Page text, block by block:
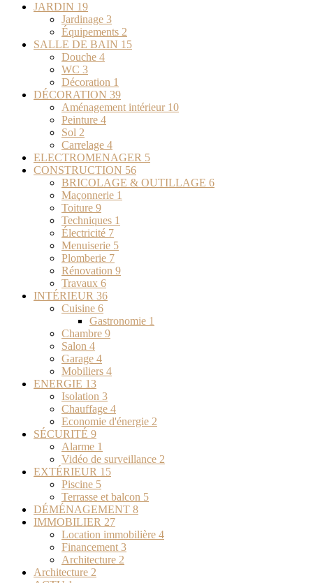
JARDIN 19
Jardinage 3
Équipements 2
SALLE DE BAIN 15
Douche 4
WC 3
Décoration 1
DÉCORATION 39
Aménagement intérieur 10
Peinture 4
Sol 2
Carrelage 4
ELECTROMENAGER 5
CONSTRUCTION 56
BRICOLAGE & OUTILLAGE 6
Maçonnerie 1
Toiture 9
Techniques 1
Électricité 7
Menuiserie 5
Plomberie 7
Rénovation 9
Travaux 6
INTÉRIEUR 36
Cuisine 6
Gastronomie 1
Chambre 9
Salon 4
Garage 4
Mobiliers 4
ENERGIE 13
Isolation 3
Chauffage 4
Economie d'énergie 2
SÉCURITÉ 9
Alarme 1
Vidéo de surveillance 2
EXTÉRIEUR 15
Piscine 5
Terrasse et balcon 5
DÉMÉNAGEMENT 8
IMMOBILIER 27
Location immobilière 4
Financement 3
Architecture 2
Architecture 2